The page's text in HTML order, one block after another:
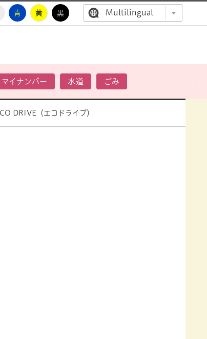
青 黄 黒 Multilingual
マイナンバー 水道 ごみ
DRIVE（エコドライブ）